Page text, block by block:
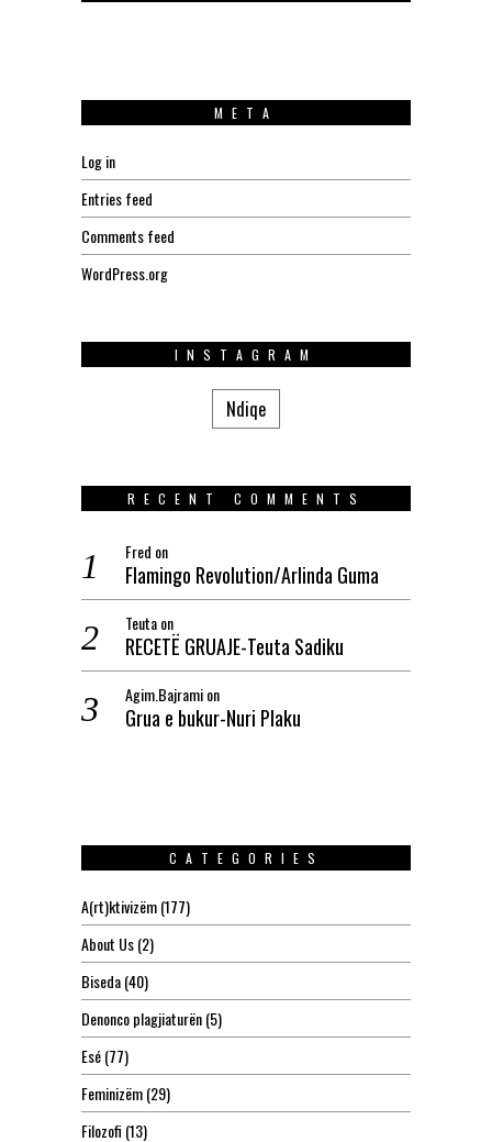
META
Log in
Entries feed
Comments feed
WordPress.org
INSTAGRAM
Ndiqe
RECENT COMMENTS
Fred on
Flamingo Revolution/Arlinda Guma
Teutaon
RECETË GRUAJE-Teuta Sadiku
Agim.Bajramion
Grua e bukur-Nuri Plaku
CATEGORIES
A(rt)ktivizëm(177)
About Us(2)
Biseda(40)
Denonco plagjiaturën(5)
Esé(77)
Feminizëm(29)
Filozofi (13)